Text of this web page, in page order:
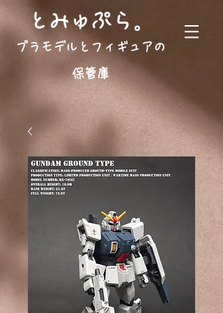
とみゅぷら 。
プラモデルとフィギュアの
保管庫